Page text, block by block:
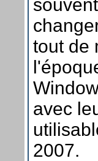
tout de
avec
2007.